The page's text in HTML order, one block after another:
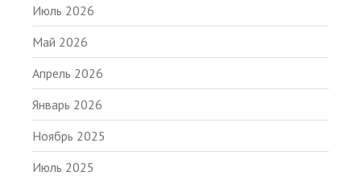
Июль 2026
Май 2026
Апрель 2026
Январь 2026
Ноябрь 2025
Июль 2025